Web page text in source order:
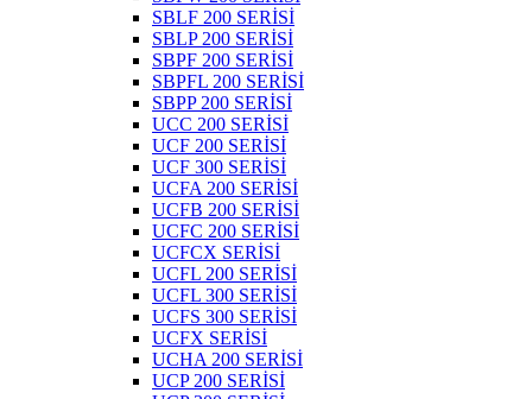
SBLF 200 SERİSİ
SBLP 200 SERİSİ
SBPF 200 SERİSİ
SBPFL 200 SERİSİ
SBPP 200 SERİSİ
UCC 200 SERİSİ
UCF 200 SERİSİ
UCF 300 SERİSİ
UCFA 200 SERİSİ
UCFB 200 SERİSİ
UCFC 200 SERİSİ
UCFCX SERİSİ
UCFL 200 SERİSİ
UCFL 300 SERİSİ
UCFS 300 SERİSİ
UCFX SERİSİ
UCHA 200 SERİSİ
UCP 200 SERİSİ